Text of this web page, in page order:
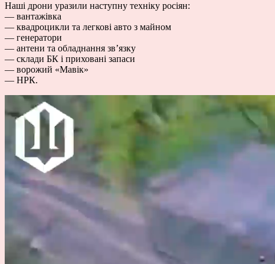
Наші дрони уразили наступну техніку росіян:
— вантажівка
— квадроцикли та легкові авто з майном
— генератори
— антени та обладнання зв’язку
— склади БК і приховані запаси
— ворожий «Мавік»
— НРК.